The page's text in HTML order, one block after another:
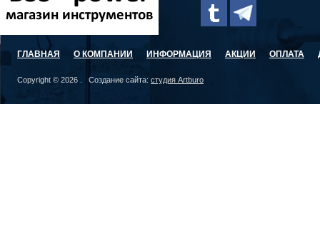
ГЛАВНАЯ О КОМПАНИИ ИНФОРМАЦИЯ АКЦИИ ОПЛАТА
Copyright © 2026 . Создание сайта: студия Artburo